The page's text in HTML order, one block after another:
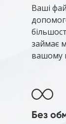
Ваші
займає
вашому
Без